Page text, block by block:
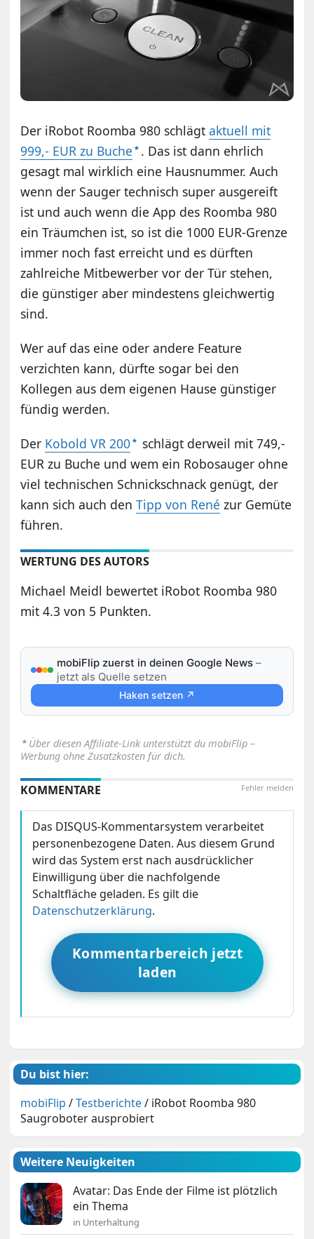
Der iRobot Roomba 980 schlägtaktuell mit
999,- EUR zu Buche . Das ist dann ehrlich
gesagt mal wirklich eine Hausnummer. Auch
wenn der Sauger technisch super ausgereift
ist und auch wenn die App des Roomba 980
ein Träumchen ist, so ist die 1000 EUR-Grenze
immer noch fast erreicht und es dürften
zahlreiche Mitbewerber vor der Tür stehen,
die günstiger aber mindestens gleichwertig
sind.
Wer auf das eine oder andere Feature
verzichten kann, dürfte sogar bei den
Kollegen aus dem eigenen Hause günstiger
fündig werden.
Der Kobold VR 200
schlägt derweil mit 749,-
EUR zu Buche und wem ein Robosauger ohne
viel technischen Schnickschnack genügt, der
kann sich auch denTipp von René zur Gemüte
führen.
WERTUNG DES AUTORS
Michael Meidl bewertet iRobot Roomba 980
mit 4.3 von 5 Punkten.
mobiFlip zuerst in deinen Google News –
jetzt als Quelle setzen
Haken setzen ↗
⋆ Über diesen Affiliate-Link unterstützt du mobiFlip –
Werbung ohne Zusatzkosten für dich.
Fehler melden
KOMMENTARE
Das DISQUS-Kommentarsystem verarbeitet
personenbezogene Daten. Aus diesem Grund
wird das System erst nach ausdrücklicher
Einwilligung über die nachfolgende
Schaltfläche geladen. Es gilt die
Datenschutzerklärung.
Kommentarbereich jetzt
laden
Du bist hier:
mobiFlip /Testberichte/ iRobot Roomba 980
Saugroboter ausprobiert
Weitere Neuigkeiten
Avatar: Das Ende der Filme ist plötzlich
ein Thema
in Unterhaltung